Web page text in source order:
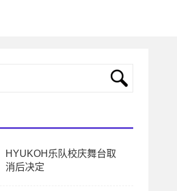
HYUKOH乐队校庆舞台取
消后决定